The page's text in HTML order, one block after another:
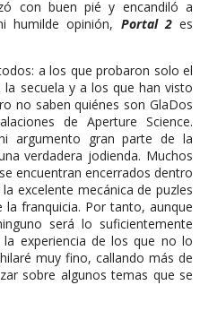
con buen pié y encandiló a
humilde opinión, Portal 2es
a los que probaron solo el
secuela y a los que han visto
no saben quiénes son GlaDos
de Aperture Science.
argumento gran parte de la
verdadera jodienda. Muchos
encuentran encerrados dentro
la excelente mecánica de puzles
franquicia. Por tanto, aunque
será lo suficientemente
experiencia de los que no lo
muy fino, callando más de
sobre algunos temas que se